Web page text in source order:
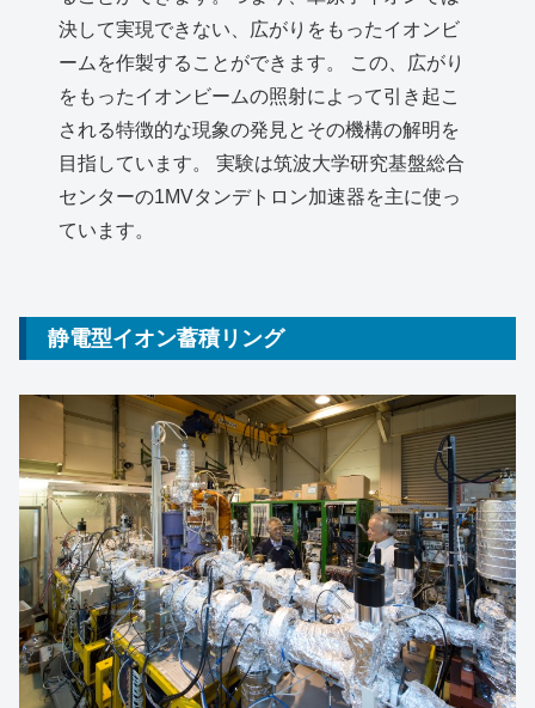
決して実現できない、広がりをもったイオンビ
ームを作製することができます。 この、広がり
をもったイオンビームの照射によって引き起こ
される特徴的な現象の発見とその機構の解明を
目指しています。 実験は筑波大学研究基盤総合
センターの1MVタンデトロン加速器を主に使っ
ています。
静電型イオン蓄積リング